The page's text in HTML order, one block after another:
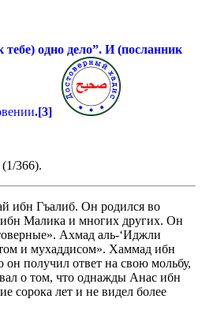
одно дело”. И (посланник
.[3]
366).
ибн Гъалиб. Он родился во
Малика и многих других. Он
Ахмад аль-‘Иджли
и мухаддисом». Хаммад ибн
получил ответ на свою мольбу,
о том, что однажды Анас ибн
сорока лет и не видел более